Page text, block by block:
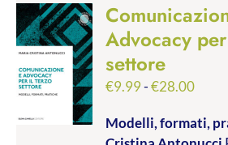
Advocacy
settore
€9.99-€28.00Fascia
Modelli, formati,